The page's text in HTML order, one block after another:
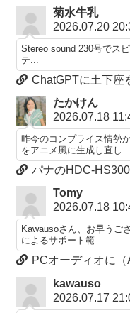
菊水牛乳
2026.07.20
Stereo sound 230号でス
テ...
ChatGPTに土下座
たかけん
2026.07.18
昨今のコンプライス情勢
をアニメ風に生成し直し...
パナのHDC-
Tomy
2026.07.18
Kawausoさん、お早うご
によるサポート範...
PCオーディオに（
kawauso
2026.07.17